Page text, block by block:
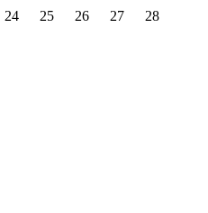
24
25 26 27 28